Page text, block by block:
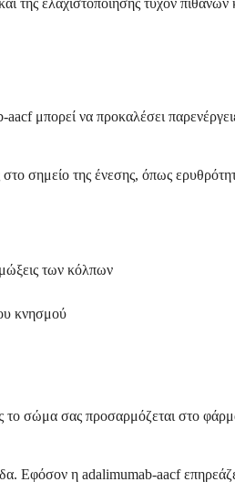
της ελαχιστοποίησης τυχόν
μπορεί να προκαλέσει
σημείο της ένεσης, όπως
των κόλπων
κνησμού
το σώμα σας προσαρμόζεται στο
Εφόσον η adalimumab-aacf